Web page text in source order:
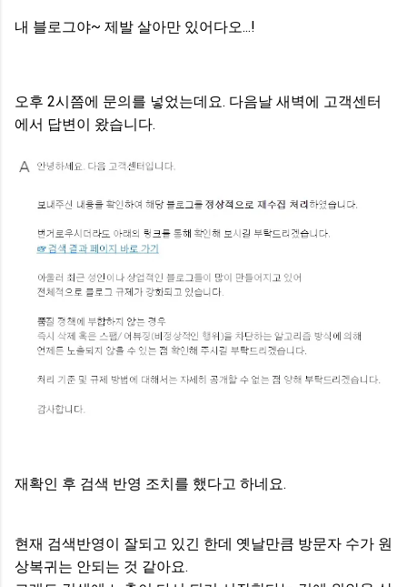
내 블로그야~ 제발 살아만 있어다오...!
오후 2시쯤에 문의를 넣었는데요. 다음날 새벽에 고객센터
에서 답변이 왔습니다.
재확인 후 검색 반영 조치를 했다고 하네요.
현재 검색반영이 잘되고 있긴 한데 옛날만큼 방문자 수가 원
상복귀는 안되는 것 같아요.